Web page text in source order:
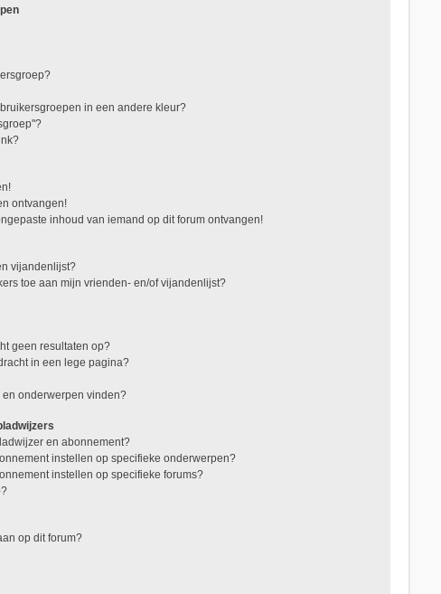
in een andere kleur?
ontvangen!
inhoud van iemand op dit forum ontvangen!
vijandenlijst?
toe aan mijn vrienden- en/of vijandenlijst?
geen resultaten op?
in een lege pagina?
onderwerpen vinden?
en abonnement?
instellen op specifieke onderwerpen?
instellen op specifieke forums?
op dit forum?